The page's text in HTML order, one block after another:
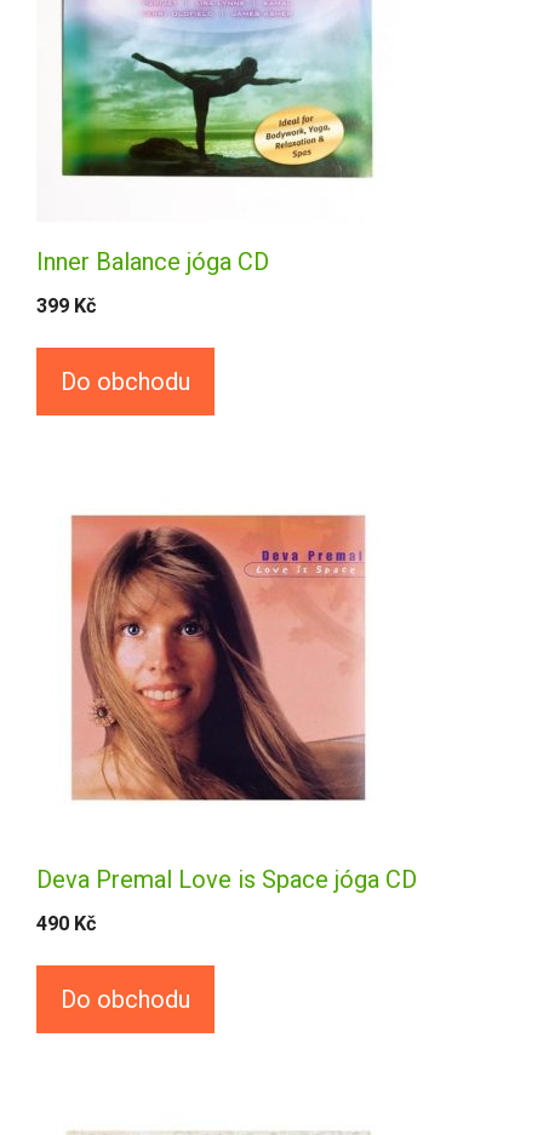
Inner Balance jóga CD
399 Kč
Do obchodu
Deva Premal Love is Space jóga CD
490 Kč
Do obchodu